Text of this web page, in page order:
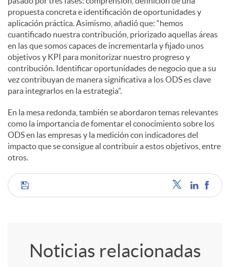
propuesta concreta e identificación de oportunidades y
aplicación práctica. Asimismo, añadió que: “hemos
cuantificado nuestra contribución, priorizado aquellas áreas
en las que somos capaces de incrementarla y fijado unos
objetivos y KPI para monitorizar nuestro progreso y
contribución. Identificar oportunidades de negocio que a su
vez contribuyan de manera significativa a los ODS es clave
para integrarlos en la estrategia”.
En la mesa redonda, también se abordaron temas relevantes
como la importancia de fomentar el conocimiento sobre los
ODS en las empresas y la medición con indicadores del
impacto que se consigue al contribuir a estos objetivos, entre
otros.
C
Noticias relacionadas